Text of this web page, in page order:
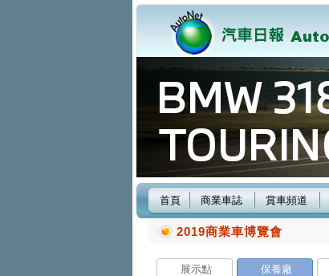
首頁 商業車誌 賞車頻道
2019商業車博覽會
展示點 保養廠